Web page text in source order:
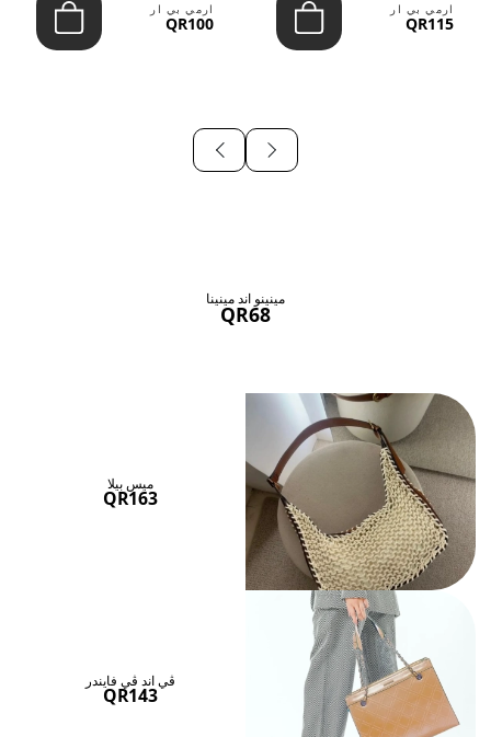
ارمي بي ار
QR115
ارمي بي ار
QR100
مينينو اند مينينا
QR68
ميس بيلا
QR163
ڤي اند ڤي فايندر
QR143